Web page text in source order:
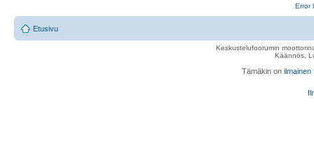
Error
Etusivu
Keskustelufoorumin
Käännös,
Tämäkin on ilmainen